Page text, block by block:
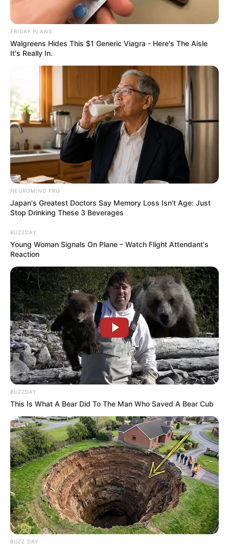
guianoivaonline
guianoivaonline
FRIDAY PLANS
Walgreens Hides This $1 Generic Viagra - Here's The Aisle
It's Really In.
NEUROMIND PRO
Japan's Greatest Doctors Say Memory Loss Isn't Age: Just
Stop Drinking These 3 Beverages
BUZZDAY
Young Woman Signals On Plane – Watch Flight Attendant's
Reaction
BUZZDAY
This Is What A Bear Did To The Man Who Saved A Bear Cub
BUZZ DAY